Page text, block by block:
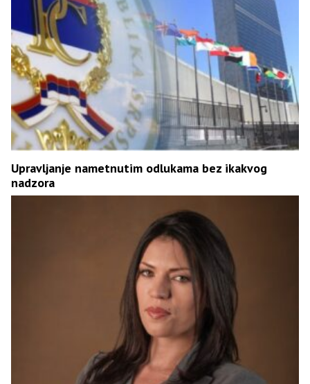
Upravljanje nametnutim odlukama bez ikakvog
nadzora